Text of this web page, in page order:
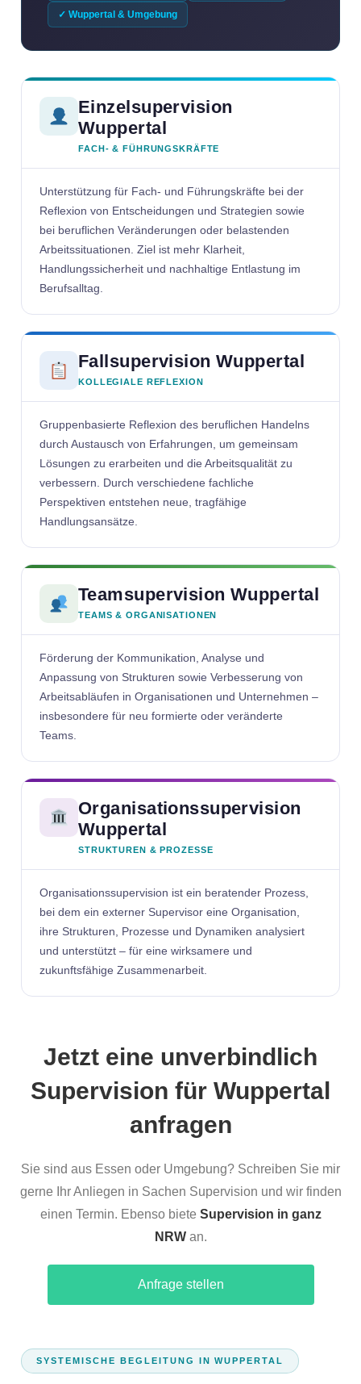
✓ Wuppertal & Umgebung
Einzelsupervision
Wuppertal
FACH- & FÜHRUNGSKRÄFTE
Unterstützung für Fach- und Führungskräfte bei der
Reflexion von Entscheidungen und Strategien sowie
bei beruflichen Veränderungen oder belastenden
Arbeitssituationen. Ziel ist mehr Klarheit,
Handlungssicherheit und nachhaltige Entlastung im
Berufsalltag.
Fallsupervision Wuppertal
KOLLEGIALE REFLEXION
Gruppenbasierte Reflexion des beruflichen Handelns
durch Austausch von Erfahrungen, um gemeinsam
Lösungen zu erarbeiten und die Arbeitsqualität zu
verbessern. Durch verschiedene fachliche
Perspektiven entstehen neue, tragfähige
Handlungsansätze.
Teamsupervision Wuppertal
TEAMS & ORGANISATIONEN
Förderung der Kommunikation, Analyse und
Anpassung von Strukturen sowie Verbesserung von
Arbeitsabläufen in Organisationen und Unternehmen –
insbesondere für neu formierte oder veränderte
Teams.
Organisationssupervision
Wuppertal
STRUKTUREN & PROZESSE
Organisationssupervision ist ein beratender Prozess,
bei dem ein externer Supervisor eine Organisation,
ihre Strukturen, Prozesse und Dynamiken analysiert
und unterstützt – für eine wirksamere und
zukunftsfähige Zusammenarbeit.
Jetzt eine unverbindlich
Supervision für Wuppertal
anfragen
Sie sind aus Essen oder Umgebung? Schreiben Sie mir
gerne Ihr Anliegen in Sachen Supervision und wir finden
einen Termin. Ebenso biete Supervision in ganz
NRWan.
Anfrage stellen
SYSTEMISCHE BEGLEITUNG IN WUPPERTAL